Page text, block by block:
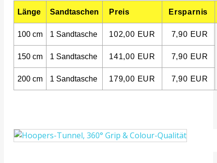
Länge Sandtaschen Preis Ersparnis
100 cm 1 Sandtasche 102,00 EUR 7,90 EUR
150 cm 1 Sandtasche 141,00 EUR 7,90 EUR
200 cm 1 Sandtasche 179,00 EUR 7,90 EUR